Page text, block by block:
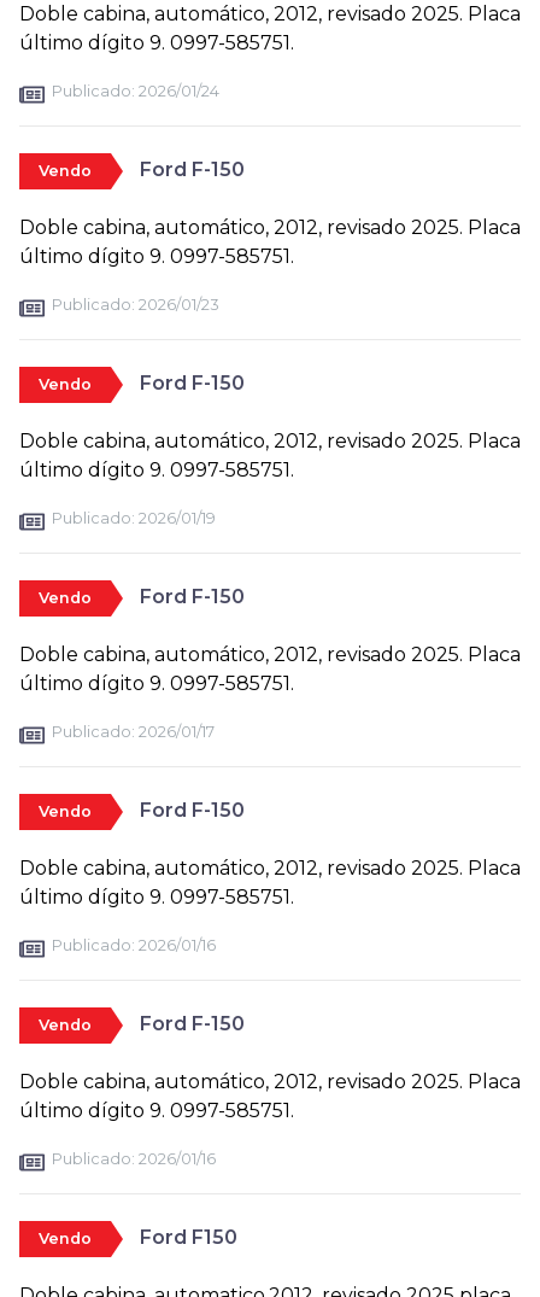
Doble cabina, automático, 2012, revisado 2025. Placa
último dígito 9. 0997-585751.
Publicado: 2026/01/24
Vendo Ford F-150
Doble cabina, automático, 2012, revisado 2025. Placa
último dígito 9. 0997-585751.
Publicado: 2026/01/23
Vendo Ford F-150
Doble cabina, automático, 2012, revisado 2025. Placa
último dígito 9. 0997-585751.
Publicado: 2026/01/19
Vendo Ford F-150
Doble cabina, automático, 2012, revisado 2025. Placa
último dígito 9. 0997-585751.
Publicado: 2026/01/17
Vendo Ford F-150
Doble cabina, automático, 2012, revisado 2025. Placa
último dígito 9. 0997-585751.
Publicado: 2026/01/16
Vendo Ford F-150
Doble cabina, automático, 2012, revisado 2025. Placa
último dígito 9. 0997-585751.
Publicado: 2026/01/16
Vendo Ford F150